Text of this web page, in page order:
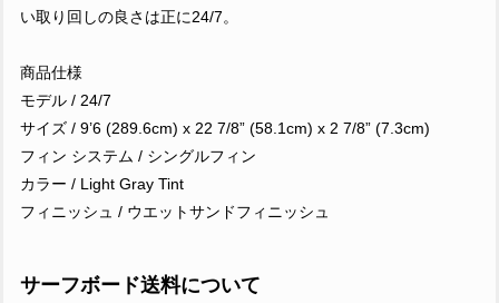
い取り回しの良さは正に24/7。
商品仕様
モデル / 24/7
サイズ / 9’6 (289.6cm) x 22 7/8” (58.1cm) x 2 7/8” (7.3cm)
フィン システム / シングルフィン
カラー / Light Gray Tint
フィニッシュ / ウエットサンドフィニッシュ
サーフボード送料について